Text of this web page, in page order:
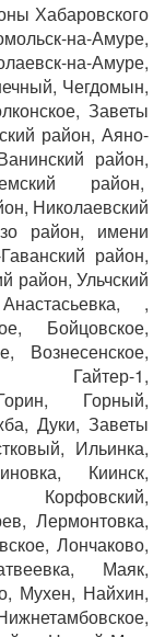
Хабаровского
на-Амуре,
на-Амуре,
Чегдомын,
Заветы
район, Аяно-
район,
район,
Николаевский
район, имени
район,
район, Ульчский
,
Бойцовское,
Вознесенское,
Гайтер-1,
Горный,
Дуки, Заветы
Ильинка,
Киинск,
Корфовский,
Лермонтовка,
Лончаково,
Маяк,
Мухен, Найхин,